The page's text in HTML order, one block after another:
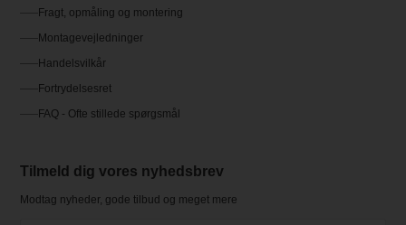
Fragt, opmåling og montering
Montagevejledninger
Handelsvilkår
Fortrydelsesret
FAQ - Ofte stillede spørgsmål
Tilmeld dig vores nyhedsbrev
Modtag nyheder, gode tilbud og meget mere